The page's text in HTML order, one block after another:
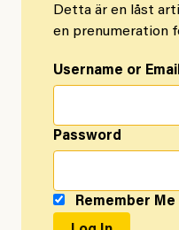
Detta är en låst
en prenumeration
Username or
Password
Remember Me